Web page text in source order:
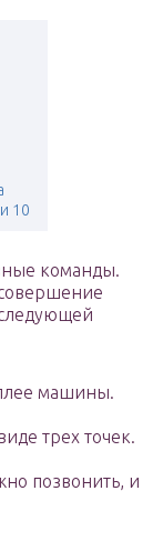
10
команды.
машины.
трех точек.
позвонить, и